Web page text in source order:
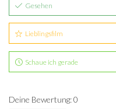
Gesehen
Lieblingsfilm
Schaue ich gerade
Deine Bewertung: 0